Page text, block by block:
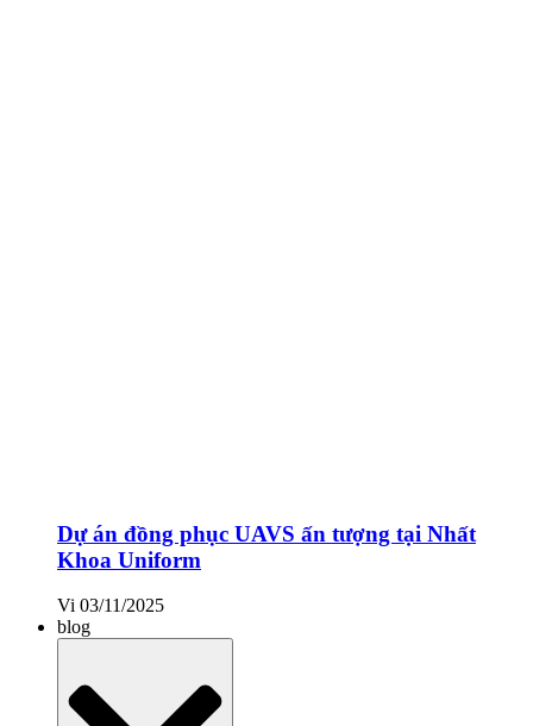
Dự án đồng phục UAVS ấn tượng tại Nhất
Khoa Uniform
Vi 03/11/2025
blog